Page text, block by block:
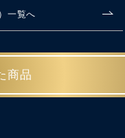
一覧へ
商品